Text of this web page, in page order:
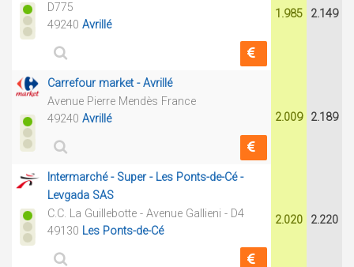
D775
49240 Avrillé
1.985 2.149
Carrefour market - Avrillé
Avenue Pierre Mendès France
49240 Avrillé 2.009 2.189
Intermarché - Super - Les Ponts-de-Cé -
Levgada SAS
C.C. La Guillebotte - Avenue Gallieni - D4
49130 Les Ponts-de-Cé
2.020 2.220